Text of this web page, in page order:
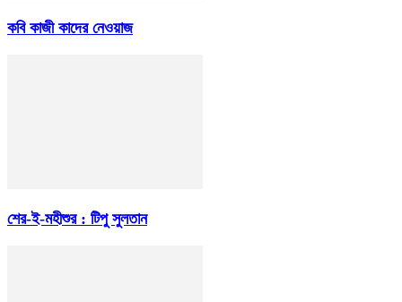
কবি কাজী কাদের নেওয়াজ
শের-ই-মহীশুর : টিপু সুলতান